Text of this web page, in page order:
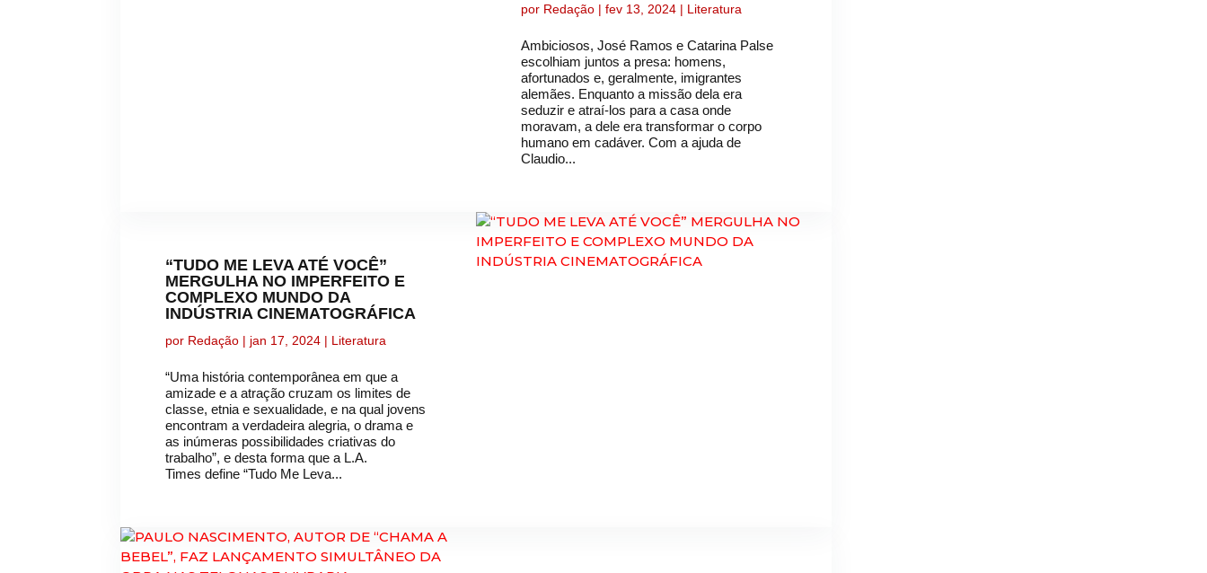
por Redação |fev 13, 2024 | Literatura
Ambiciosos, José Ramos e Catarina Palse
escolhiam juntos a presa: homens,
afortunados e, geralmente, imigrantes
alemães. Enquanto a missão dela era
seduzir e atraí-los para a casa onde
moravam, a dele era transformar o corpo
humano em cadáver. Com a ajuda de
Claudio...
“TUDO ME LEVA ATÉ VOCÊ”
MERGULHA NO IMPERFEITO E
COMPLEXO MUNDO DA
INDÚSTRIA CINEMATOGRÁFICA
por Redação | jan 17, 2024 | Literatura
“Uma história contemporânea em que a
amizade e a atração cruzam os limites de
classe, etnia e sexualidade, e na qual jovens
encontram a verdadeira alegria, o drama e
as inúmeras possibilidades criativas do
trabalho”, e desta forma que a L.A.
Times define “Tudo Me Leva...